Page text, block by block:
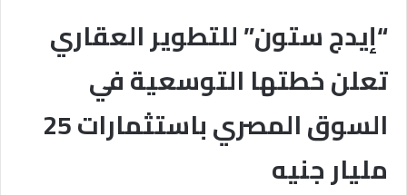
“إيدج ستون” للتطوير العقاري
تعلن خطتها التوسعية في
السوق المصري باستثمارات 25
مليار جنيه